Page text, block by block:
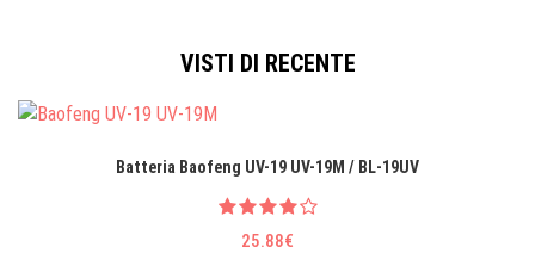
VISTI DI RECENTE
Batteria Baofeng UV-19 UV-19M / BL-19UV
25.88€